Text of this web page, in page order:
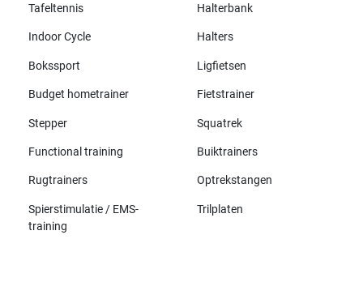
Tafeltennis Halterbank
Indoor Cycle Halters
Bokssport Ligfietsen
Budget hometrainer Fietstrainer
Stepper Squatrek
Functional training Buiktrainers
Rugtrainers Optrekstangen
Spierstimulatie / EMS-
training
Trilplaten